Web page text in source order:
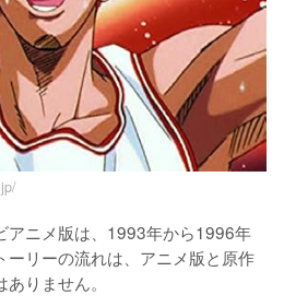
アニメ版は、1993年から1996年
ーリーの流れは、アニメ版と原作
りません。